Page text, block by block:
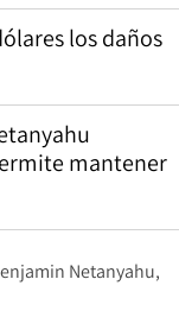
los daños
mantener
Netanyahu